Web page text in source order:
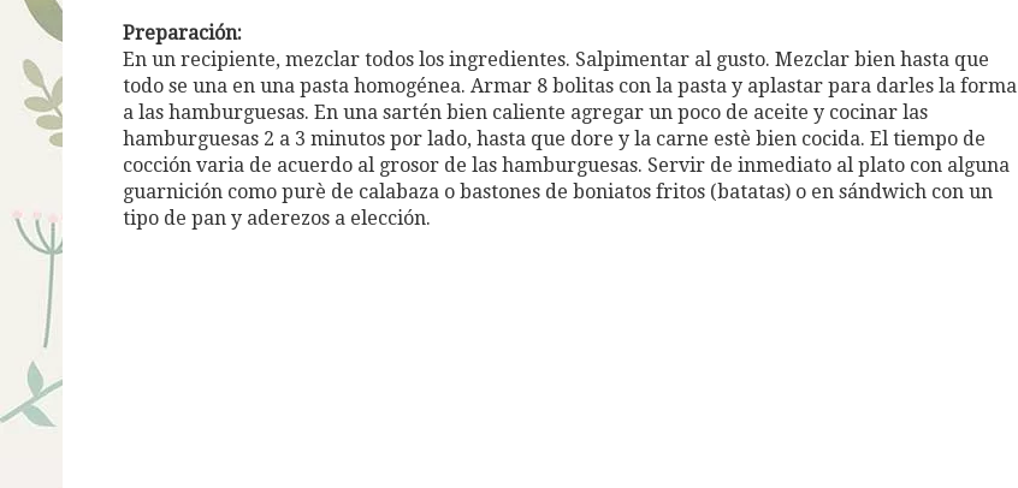
Preparación:
En un recipiente, mezclar todos los ingredientes. Salpimentar al gusto. Mezclar bien hasta que
todo se una en una pasta homogénea. Armar 8 bolitas con la pasta y aplastar para darles la forma
a las hamburguesas. En una sartén bien caliente agregar un poco de aceite y cocinar las
hamburguesas 2 a 3 minutos por lado, hasta que dore y la carne estè bien cocida. El tiempo de
cocción varia de acuerdo al grosor de las hamburguesas. Servir de inmediato al plato con alguna
guarnición como purè de calabaza o bastones de boniatos fritos (batatas) o en sándwich con un
tipo de pan y aderezos a elección.